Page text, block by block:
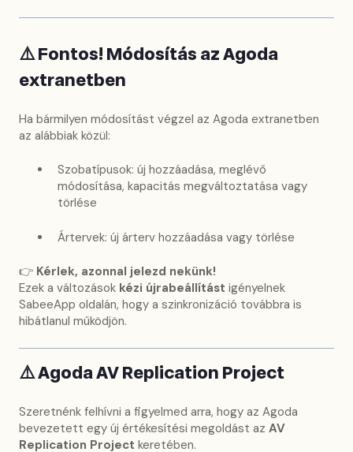
⚠️Fontos! Módosítás az Agoda
extranetben
Ha bármilyen módosítást végzel az Agoda extranetben
az alábbiak közül:
Szobatípusok: új hozzáadása, meglévő
módosítása, kapacitás megváltoztatása vagy
törlése
Ártervek: új árterv hozzáadása vagy törlése
👉 Kérlek, azonnal jelezd nekünk!
Ezek a változások kézi újrabeállítást igényelnek
SabeeApp oldalán, hogy a szinkronizáció továbbra is
hibátlanul működjön.
⚠️Agoda AV Replication Project
Szeretnénk felhívni a figyelmed arra, hogy az Agoda
bevezetett egy új értékesítési megoldást az AV
Replication Project keretében.